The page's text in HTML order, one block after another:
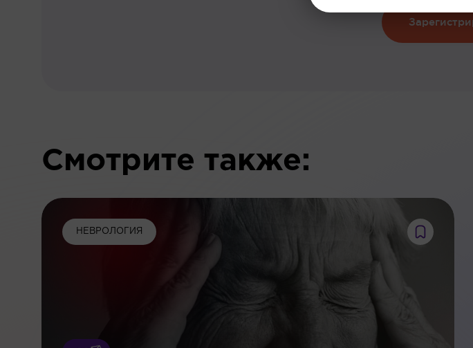
Смотрите также:
НЕВРОЛОГИЯ